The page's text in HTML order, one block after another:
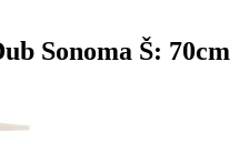
Sonoma Š: 70cm